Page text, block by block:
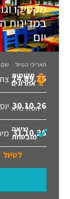
מקסיקו
יום
תאריכי הטיול שם
14.09.26
מקומות
אחרונים
30.10.26
הטיול מלא
31.10.26
יציאה
מובטחת